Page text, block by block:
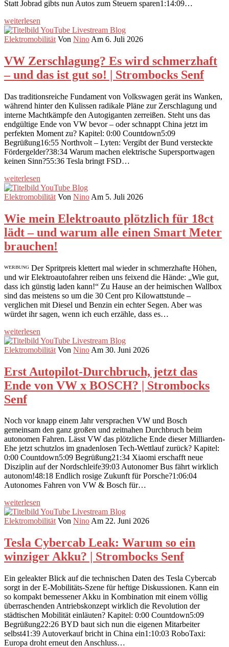
Statt Jobrad gibts nun Autos zum Steuern sparen1:14:09…
weiterlesen
Elektromobilität Von Nino Am 6. Juli 2026
VW Zerschlagung? Es wird schmerzhaft
– und das ist gut so! | Strombocks Senf
Das traditionsreiche Fundament von Volkswagen gerät ins Wanken,
während hinter den Kulissen radikale Pläne zur Zerschlagung und
interne Machtkämpfe den Autogiganten zerreißen. Steht uns das
endgültige Ende von VW bevor – oder schnappt China jetzt im
perfekten Moment zu? Kapitel: 0:00 Countdown5:09
Begrüßung16:55 Northvolt – Lyten: Vergibt der Bund versteckte
Fördergelder?38:34 Warum machen elektrische Supersportwagen
keinen Sinn?55:36 Tesla bringt FSD…
weiterlesen
Elektromobilität Von Nino Am 5. Juli 2026
Wie mein Elektroauto plötzlich für 18ct
lädt – und warum alle einen Smart Meter
brauchen!
ᵂᴱᴿᴮᵁᴺᴳ Der Spritpreis klettert mal wieder in schmerzhafte Höhen,
und wir Elektroautofahrer reiben uns feixend die Hände: „Wie gut,
dass ich günstig laden kann!“ Zu Hause an der heimischen Wallbox
sind das meistens so um die 30 Cent pro Kilowattstunde –
verglichen mit Diesel und Benzin ein echter Segen. Aber was
würdet ihr sagen, wenn ich euch erzähle, dass es…
weiterlesen
Elektromobilität Von Nino Am 30. Juni 2026
Erst Autopilot-Durchbruch, jetzt das
Ende von VW x BOSCH? | Strombocks
Senf
Noch vor knapp einem Jahr versprachen VW und Bosch
gemeinsam den ganz großen und zeitnahen Durchbruch beim
autonomen Fahren. Lässt VW das plötzliche Ende dieser Milliarden-
Ehe jetzt schutzlos im gnadenlosen Tech-Wettlauf zurück? Kapitel:
0:00 Countdown5:09 Begrüßung21:34 Xiaomi erschafft neue
Disziplin auf der Nordschleife39:03 Autonomer Bus fährt wirklich
autonom!48:18 Endlich rosige Zukunft für Porsche?1:06:04
Autonomes Fahren von VW & Bosch für…
weiterlesen
Elektromobilität Von NinoAm 22. Juni 2026
Tesla Cybercab Leak: Warum so ein
winziger Akku? | Strombocks Senf
Ein geleakter Blick auf die technischen Daten des Tesla Cybercab
sorgt in der E-Mobilitäts-Szene für heftige Diskussionen. Kann ein
so kompakt bemessener Akku in Kombination mit einem völlig
überraschenden Antriebskonzept wirklich die Revolution der
städtischen Mobilität einläuten? Kapitel: 0:00 Countdown5:09
Begrüßung22:26 BYD baut sich nun die eigenen Mitarbeiter
selbst41:39 Autoverkauf bricht in China ein1:10:03 RoboTaxi:
Europa droht erneut den Anschluss…